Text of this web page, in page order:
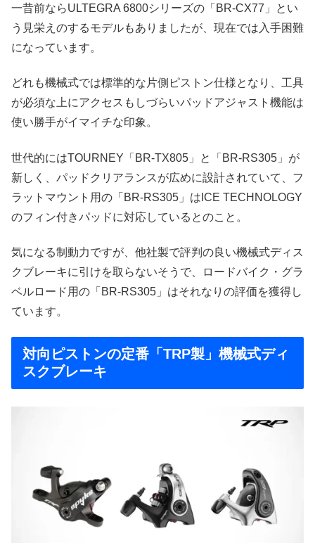
一昔前ならULTEGRA 6800シリーズの「BR-CX77」とい
う見栄えのするモデルもありましたが、現在では入手困難
になっています。
どれも機械式では標準的な片側ピストン仕様となり、工具
が必須な上にアクセスもしづらいパッドアジャスト機能は
使い勝手がイマイチな印象。
世代的にはTOURNEY「BR-TX805」と「BR-RS305」が
新しく、パッドクリアランスが広めに設計されていて、フ
ラットマウント用の「BR-RS305」はICE TECHNOLOGY
のフィン付きパッドに対応しているとのこと。
気になる制動力ですが、他社製で評判の良い機械式ディス
クブレーキに引けを取らないそうで、ロードバイク・グラ
ベルロード用の「BR-RS305」はそれなりの評価を獲得し
ています。
対向ピストンの定番「TRP製」機械式ディ
スクブレーキ